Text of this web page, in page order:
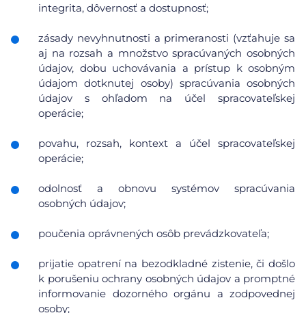
integrita, dôvernosť a dostupnosť;
zásady nevyhnutnosti a primeranosti (vzťahuje sa
aj na rozsah a množstvo spracúvaných osobných
údajov, dobu uchovávania a prístup k osobným
údajom dotknutej osoby) spracúvania osobných
údajov s ohľadom na účel spracovateľskej
operácie;
povahu, rozsah, kontext a účel spracovateľskej
operácie;
odolnosť a obnovu systémov spracúvania
osobných údajov;
poučenia oprávnených osôb prevádzkovateľa;
prijatie opatrení na bezodkladné zistenie, či došlo
k porušeniu ochrany osobných údajov a promptné
informovanie dozorného orgánu a zodpovednej
osoby;